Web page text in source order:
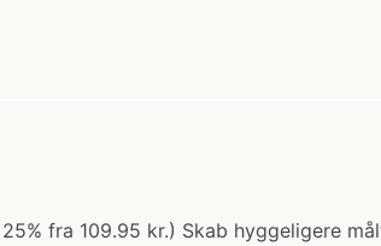
fra 109.95 kr.) Skab hyggeligere